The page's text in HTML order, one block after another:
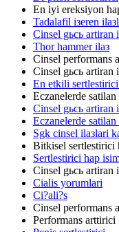
En iyi ereksiyon
Tadalafil iзeren
Cinsel gьcь artiran
Thor hammer ilaз
Cinsel performans
Cinsel gьcь artiran
En etkili
Eczanelerde
Cinsel gьcь artiran
Eczanelerde
Sgk cinsel ilaзlari
Bitkisel sertlestirici
Sertlestirici hap
Cinsel gьcь artiran
Cialis yorumlari
Ci?ali?s
Cinsel performans
Performans arttirici